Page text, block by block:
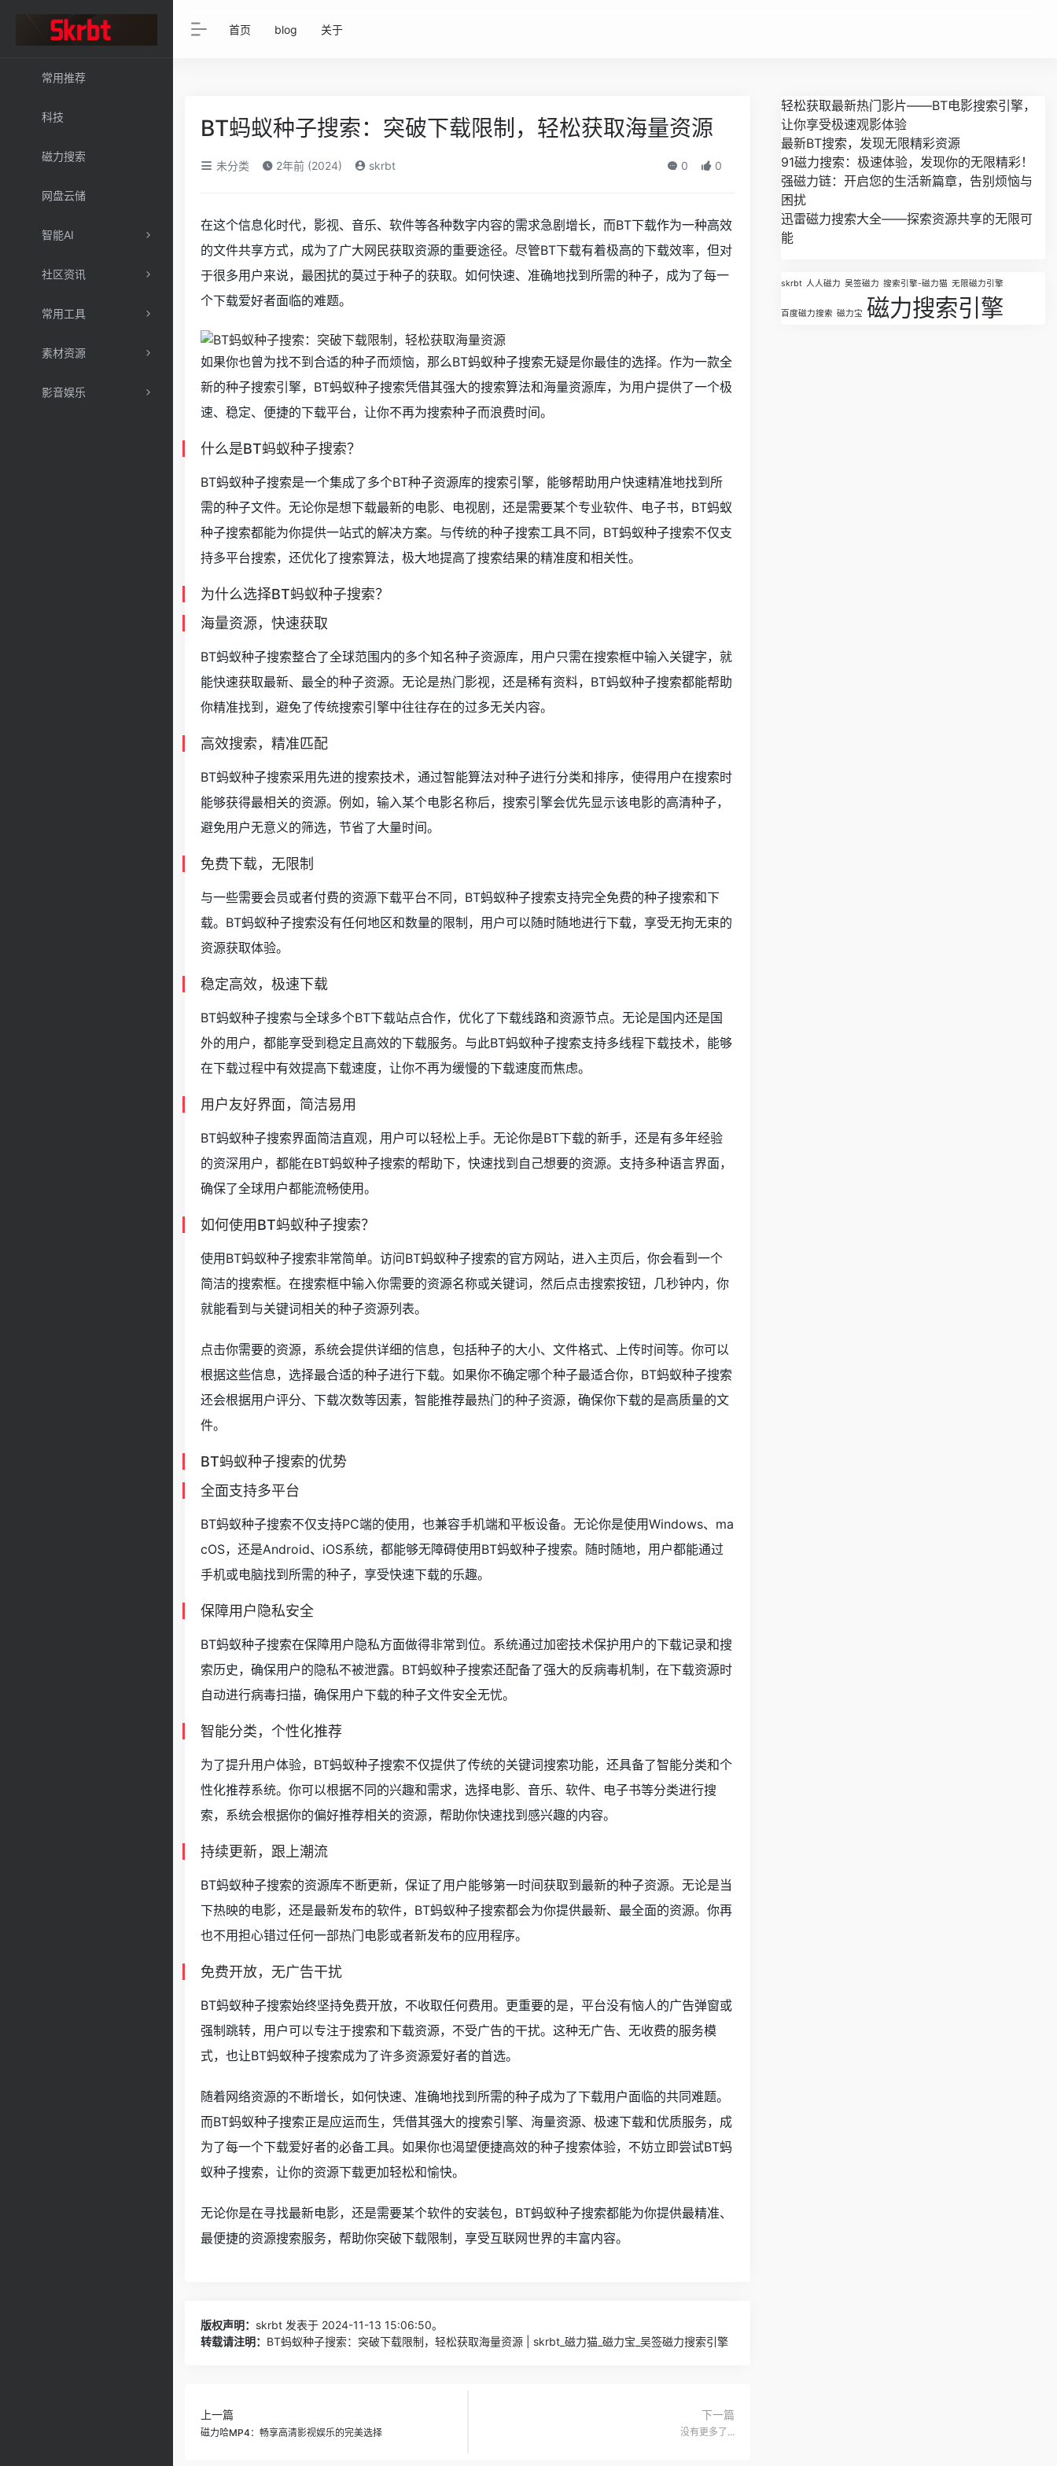
常用推荐
科技
磁力搜索
网盘云储
智能AI
社区资讯
常用工具
素材资源
影音娱乐
首页 blog 关于
BT蚂蚁种子搜索：突破下载限制，轻松获取海量资源
未分类 2年前 (2024) skrbt 0 0
在这个信息化时代，影视、音乐、软件等各种数字内容的需求急剧增长，而BT下载作为一种高效
的文件共享方式，成为了广大网民获取资源的重要途径。尽管BT下载有着极高的下载效率，但对
于很多用户来说，最困扰的莫过于种子的获取。如何快速、准确地找到所需的种子，成为了每一
个下载爱好者面临的难题。
如果你也曾为找不到合适的种子而烦恼，那么BT蚂蚁种子搜索无疑是你最佳的选择。作为一款全
新的种子搜索引擎，BT蚂蚁种子搜索凭借其强大的搜索算法和海量资源库，为用户提供了一个极
速、稳定、便捷的下载平台，让你不再为搜索种子而浪费时间。
什么是BT蚂蚁种子搜索？
BT蚂蚁种子搜索是一个集成了多个BT种子资源库的搜索引擎，能够帮助用户快速精准地找到所
需的种子文件。无论你是想下载最新的电影、电视剧，还是需要某个专业软件、电子书，BT蚂蚁
种子搜索都能为你提供一站式的解决方案。与传统的种子搜索工具不同，BT蚂蚁种子搜索不仅支
持多平台搜索，还优化了搜索算法，极大地提高了搜索结果的精准度和相关性。
为什么选择BT蚂蚁种子搜索？
海量资源，快速获取
BT蚂蚁种子搜索整合了全球范围内的多个知名种子资源库，用户只需在搜索框中输入关键字，就
能快速获取最新、最全的种子资源。无论是热门影视，还是稀有资料，BT蚂蚁种子搜索都能帮助
你精准找到，避免了传统搜索引擎中往往存在的过多无关内容。
高效搜索，精准匹配
BT蚂蚁种子搜索采用先进的搜索技术，通过智能算法对种子进行分类和排序，使得用户在搜索时
能够获得最相关的资源。例如，输入某个电影名称后，搜索引擎会优先显示该电影的高清种子，
避免用户无意义的筛选，节省了大量时间。
免费下载，无限制
与一些需要会员或者付费的资源下载平台不同，BT蚂蚁种子搜索支持完全免费的种子搜索和下
载。BT蚂蚁种子搜索没有任何地区和数量的限制，用户可以随时随地进行下载，享受无拘无束的
资源获取体验。
稳定高效，极速下载
BT蚂蚁种子搜索与全球多个BT下载站点合作，优化了下载线路和资源节点。无论是国内还是国
外的用户，都能享受到稳定且高效的下载服务。与此BT蚂蚁种子搜索支持多线程下载技术，能够
在下载过程中有效提高下载速度，让你不再为缓慢的下载速度而焦虑。
用户友好界面，简洁易用
BT蚂蚁种子搜索界面简洁直观，用户可以轻松上手。无论你是BT下载的新手，还是有多年经验
的资深用户，都能在BT蚂蚁种子搜索的帮助下，快速找到自己想要的资源。支持多种语言界面，
确保了全球用户都能流畅使用。
如何使用BT蚂蚁种子搜索？
使用BT蚂蚁种子搜索非常简单。访问BT蚂蚁种子搜索的官方网站，进入主页后，你会看到一个
简洁的搜索框。在搜索框中输入你需要的资源名称或关键词，然后点击搜索按钮，几秒钟内，你
就能看到与关键词相关的种子资源列表。
点击你需要的资源，系统会提供详细的信息，包括种子的大小、文件格式、上传时间等。你可以
根据这些信息，选择最合适的种子进行下载。如果你不确定哪个种子最适合你，BT蚂蚁种子搜索
还会根据用户评分、下载次数等因素，智能推荐最热门的种子资源，确保你下载的是高质量的文
件。
BT蚂蚁种子搜索的优势
全面支持多平台
BT蚂蚁种子搜索不仅支持PC端的使用，也兼容手机端和平板设备。无论你是使用Windows、ma
cOS，还是Android、iOS系统，都能够无障碍使用BT蚂蚁种子搜索。随时随地，用户都能通过
手机或电脑找到所需的种子，享受快速下载的乐趣。
保障用户隐私安全
BT蚂蚁种子搜索在保障用户隐私方面做得非常到位。系统通过加密技术保护用户的下载记录和搜
索历史，确保用户的隐私不被泄露。BT蚂蚁种子搜索还配备了强大的反病毒机制，在下载资源时
自动进行病毒扫描，确保用户下载的种子文件安全无忧。
智能分类，个性化推荐
为了提升用户体验，BT蚂蚁种子搜索不仅提供了传统的关键词搜索功能，还具备了智能分类和个
性化推荐系统。你可以根据不同的兴趣和需求，选择电影、音乐、软件、电子书等分类进行搜
索，系统会根据你的偏好推荐相关的资源，帮助你快速找到感兴趣的内容。
持续更新，跟上潮流
BT蚂蚁种子搜索的资源库不断更新，保证了用户能够第一时间获取到最新的种子资源。无论是当
下热映的电影，还是最新发布的软件，BT蚂蚁种子搜索都会为你提供最新、最全面的资源。你再
也不用担心错过任何一部热门电影或者新发布的应用程序。
免费开放，无广告干扰
BT蚂蚁种子搜索始终坚持免费开放，不收取任何费用。更重要的是，平台没有恼人的广告弹窗或
强制跳转，用户可以专注于搜索和下载资源，不受广告的干扰。这种无广告、无收费的服务模
式，也让BT蚂蚁种子搜索成为了许多资源爱好者的首选。
随着网络资源的不断增长，如何快速、准确地找到所需的种子成为了下载用户面临的共同难题。
而BT蚂蚁种子搜索正是应运而生，凭借其强大的搜索引擎、海量资源、极速下载和优质服务，成
为了每一个下载爱好者的必备工具。如果你也渴望便捷高效的种子搜索体验，不妨立即尝试BT蚂
蚁种子搜索，让你的资源下载更加轻松和愉快。
无论你是在寻找最新电影，还是需要某个软件的安装包，BT蚂蚁种子搜索都能为你提供最精准、
最便捷的资源搜索服务，帮助你突破下载限制，享受互联网世界的丰富内容。
版权声明： skrbt 发表于 2024-11-13 15:06:50。
转载请注明： BT蚂蚁种子搜索：突破下载限制，轻松获取海量资源 | skrbt_磁力猫_磁力宝_吴签磁力搜索引擎
上一篇
磁力哈MP4：畅享高清影视娱乐的完美选择
下一篇
没有更多了...
轻松获取最新热门影片——BT电影搜索引擎，
让你享受极速观影体验
最新BT搜索，发现无限精彩资源
91磁力搜索：极速体验，发现你的无限精彩！
强磁力链：开启您的生活新篇章，告别烦恼与
困扰
迅雷磁力搜索大全——探索资源共享的无限可
能
skrbt 人人磁力 吴签磁力 搜索引擎-磁力猫 无限磁力引擎
百度磁力搜索 磁力宝 磁力搜索引擎